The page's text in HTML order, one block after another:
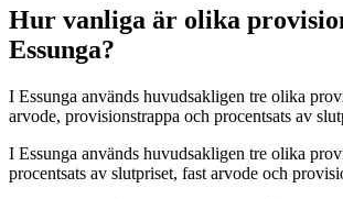
Hur vanliga är olika
Essunga?
I Essunga används huvudsakligen tre olika
arvode, provisionstrappa och procentsats av
I Essunga används huvudsakligen tre olika
procentsats av slutpriset, fast arvode och